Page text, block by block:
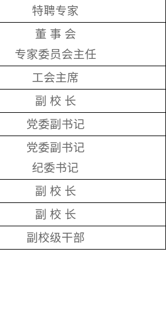
特聘专家
董 事 会
专家委员会主任
工会主席
副 校 长
党委副书记
党委副书记
纪委书记
副 校 长
副 校 长
副校级干部